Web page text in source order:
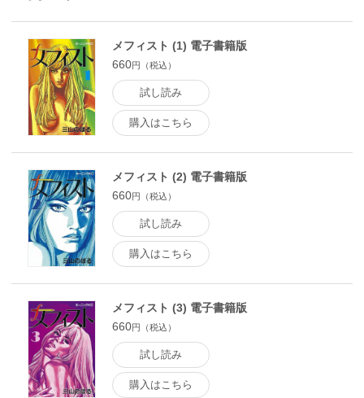
メフィスト (1) 電子書籍版
660円（税込）
試し読み
購入はこちら
メフィスト (2) 電子書籍版
660円（税込）
試し読み
購入はこちら
メフィスト (3) 電子書籍版
660円（税込）
試し読み
購入はこちら